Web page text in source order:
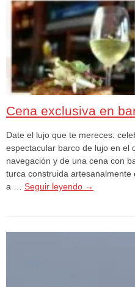
Cena exclusiva en
Date el lujo que te mereces:
espectacular barco de lujo en el
navegación y de una cena con
turca construida
a … Seguir leyendo →